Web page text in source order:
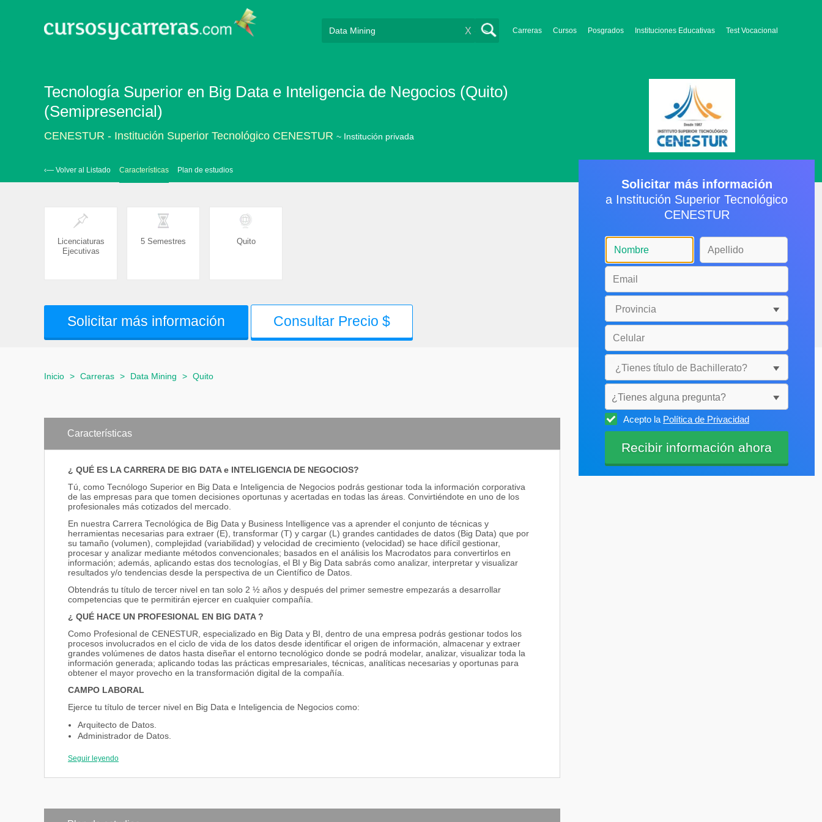
Carreras Cursos Posgrados Instituciones Educativas Test Vocacional
X
Tecnología Superior en Big Data e Inteligencia de Negocios (Quito)
(Semipresencial)
CENESTUR - Institución Superior Tecnológico CENESTUR ~ Institución privada
‹— Volver al Listado Características Plan de estudios
Licenciaturas
Ejecutivas
5 Semestres Quito
Solicitar más información Consultar Precio $
Inicio > Carreras > Data Mining > Quito
Características
¿ QUÉ ES LA CARRERA DE BIG DATA e INTELIGENCIA DE NEGOCIOS?
Tú, como Tecnólogo Superior en Big Data e Inteligencia de Negocios podrás gestionar toda la información corporativa
de las empresas para que tomen decisiones oportunas y acertadas en todas las áreas. Convirtiéndote en uno de los
profesionales más cotizados del mercado.
En nuestra Carrera Tecnológica de Big Data y Business Intelligence vas a aprender el conjunto de técnicas y
herramientas necesarias para extraer (E), transformar (T) y cargar (L) grandes cantidades de datos (Big Data) que por
su tamaño (volumen), complejidad (variabilidad) y velocidad de crecimiento (velocidad) se hace difícil gestionar,
procesar y analizar mediante métodos convencionales; basados en el análisis los Macrodatos para convertirlos en
información; además, aplicando estas dos tecnologías, el BI y Big Data sabrás como analizar, interpretar y visualizar
resultados y/o tendencias desde la perspectiva de un Científico de Datos.
Obtendrás tu título de tercer nivel en tan solo 2 ½ años y después del primer semestre empezarás a desarrollar
competencias que te permitirán ejercer en cualquier compañía.
¿ QUÉ HACE UN PROFESIONAL EN BIG DATA ?
Como Profesional de CENESTUR, especializado en Big Data y BI, dentro de una empresa podrás gestionar todos los
procesos involucrados en el ciclo de vida de los datos desde identificar el origen de información, almacenar y extraer
grandes volúmenes de datos hasta diseñar el entorno tecnológico donde se podrá modelar, analizar, visualizar toda la
información generada; aplicando todas las prácticas empresariales, técnicas, analíticas necesarias y oportunas para
obtener el mayor provecho en la transformación digital de la compañía.
CAMPO LABORAL
Ejerce tu título de tercer nivel en Big Data e Inteligencia de Negocios como:
Arquitecto de Datos.
Administrador de Datos.
Director Ejecutivo de Datos (CDO – Chief data Officer).
Ingeniero de Datos.
Seguir leyendo
Solicitar más información
a Institución Superior Tecnológico
CENESTUR
¿Tienes alguna pregunta?
Selecciónala
Acepto la Política de Privacidad